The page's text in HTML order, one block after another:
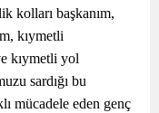
kolları başkanım,
kıymetli
kıymetli yol
sardığı bu
mücadele eden genç